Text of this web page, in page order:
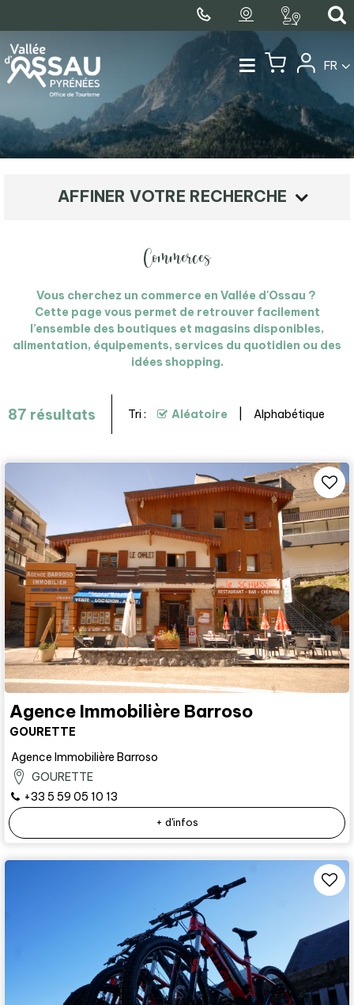
FR
AFFINER VOTRE RECHERCHE
Commerces
Vous cherchez un commerce en Vallée d'Ossau ?
Cette page vous permet de retrouver facilement
l’ensemble des boutiques et magasins disponibles,
alimentation, équipements, services du quotidien ou des
idées shopping.
87 résultats Tri : Aléatoire Alphabétique
Agence Immobilière Barroso
GOURETTE
Agence Immobilière Barroso
GOURETTE
+33 5 59 05 10 13
+ d'infos